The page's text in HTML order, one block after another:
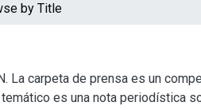
by Title
La carpeta de prensa es un
es una nota periodística